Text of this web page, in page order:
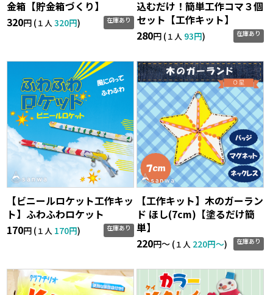
金箱【貯金箱づくり】
320円 (１人320円) 在庫あり
込むだけ！簡単工作コマ３個
セット【工作キット】
280円 (１人 93円) 在庫あり
【ビニールロケット工作キッ
ト】ふわふわロケット
170円 (１人 170円) 在庫あり
【工作キット】木のガーラン
ド ほし(7cm)【塗るだけ簡
単】
220円〜 (１人 220円〜) 在庫あり